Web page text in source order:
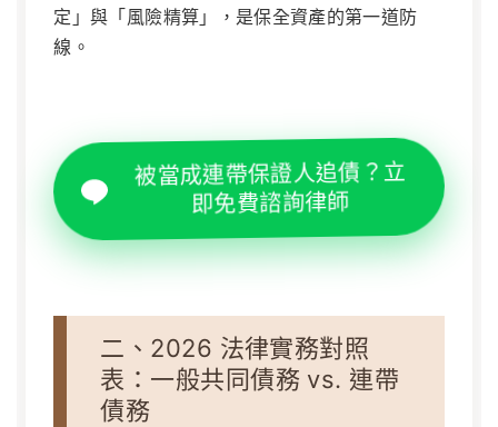
定」與「風險精算」，是保全資產的第一道防
線。
被當成連帶保證人追債？立
即免費諮詢律師
二、2026 法律實務對照
表：一般共同債務 vs. 連帶
債務